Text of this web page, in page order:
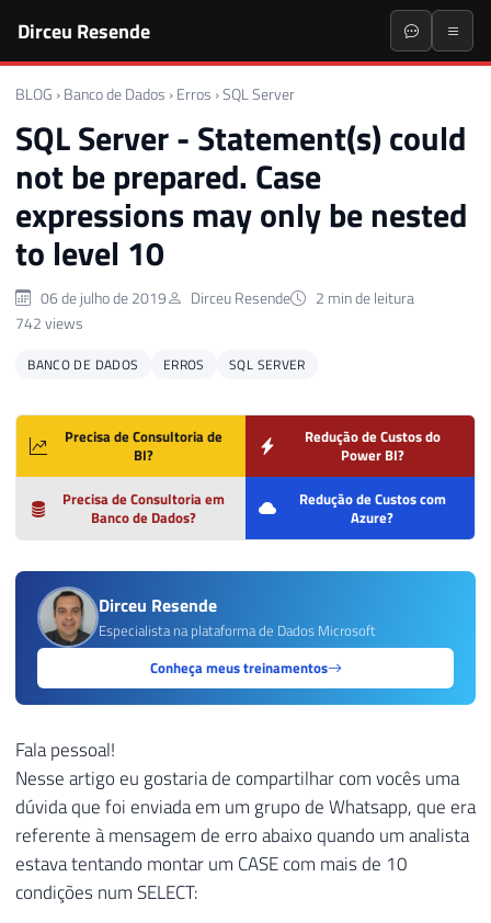
Dirceu Resende
BLOG › Banco de Dados › Erros ›SQL Server
SQL Server - Statement(s) could
not be prepared. Case
expressions may only be nested
to level 10
06 de julho de 2019 Dirceu Resende
2 min de leitura
742 views
BANCO DE DADOS ERROS SQL SERVER
Precisa de Consultoria de
BI?
Redução de Custos do
Power BI?
Precisa de Consultoria em
Banco de Dados?
Redução de Custos com
Azure?
Dirceu Resende
Especialista na plataforma de Dados Microsoft
Conheça meus treinamentos
Fala pessoal!
Nesse artigo eu gostaria de compartilhar com vocês uma
dúvida que foi enviada em um grupo de Whatsapp, que era
referente à mensagem de erro abaixo quando um analista
estava tentando montar um CASE com mais de 10
condições num SELECT: